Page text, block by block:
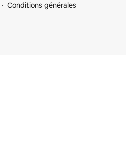
Conditions générales